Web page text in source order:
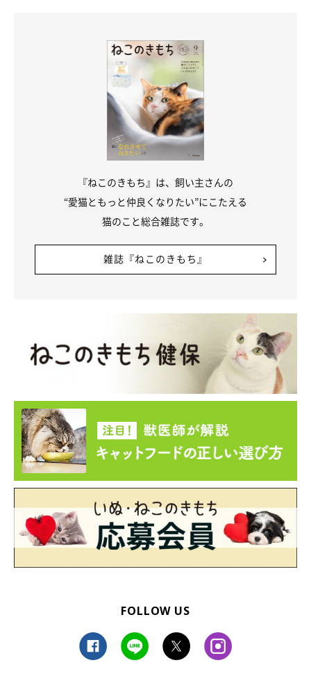
『ねこのきもち』は、飼い主さんの
“愛猫ともっと仲良くなりたい”にこたえる
猫のこと総合雑誌です。
雑誌『ねこのきもち』
FOLLOW US